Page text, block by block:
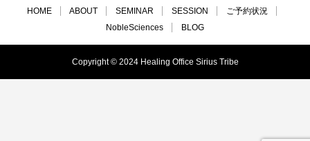
HOME ABOUT SEMINAR SESSION
ご予約状況
NobleSciences
BLOG
Copyright © 2024 Healing Office Sirius Tribe